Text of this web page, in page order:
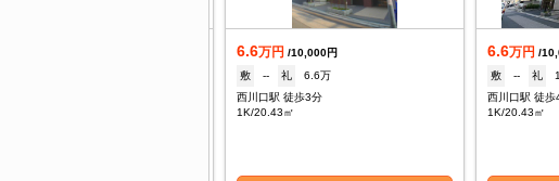
6.6万円 /10,000円
敷
-- 礼
6.6万
西川口駅 徒歩3分
1K/20.43㎡
6.6万円 /
敷
-- 礼
西川口駅 徒歩
1K/20.43㎡